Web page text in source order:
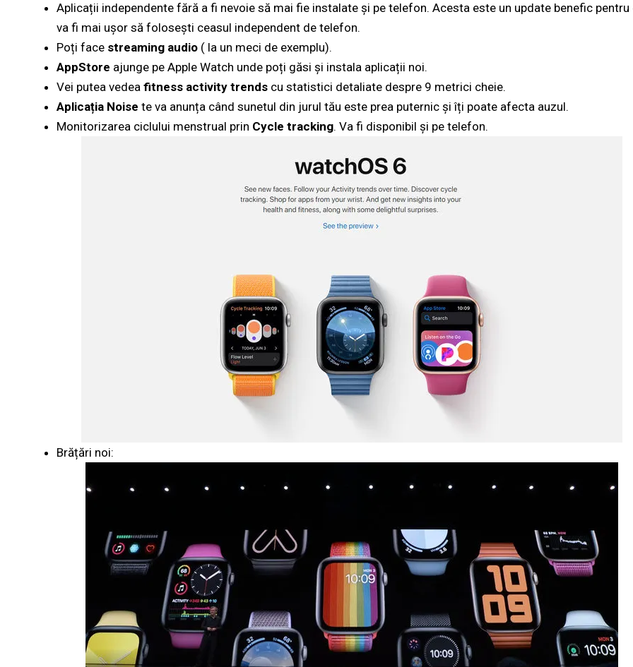
Aplicații independente fără a fi nevoie să mai fie instalate și pe telefon. Acesta este un update benefic pentru
va fi mai ușor să folosești ceasul independent de telefon.
Poți face streaming audio ( la un meci de exemplu).
AppStore ajunge pe Apple Watch unde poți găsi și instala aplicații noi.
Vei putea vedea fitness activity trends cu statistici detaliate despre 9 metrici cheie.
Aplicația Noise te va anunța când sunetul din jurul tău este prea puternic și îți poate afecta auzul.
Monitorizarea ciclului menstrual prin Cycle tracking. Va fi disponibil și pe telefon.
Brățări noi: